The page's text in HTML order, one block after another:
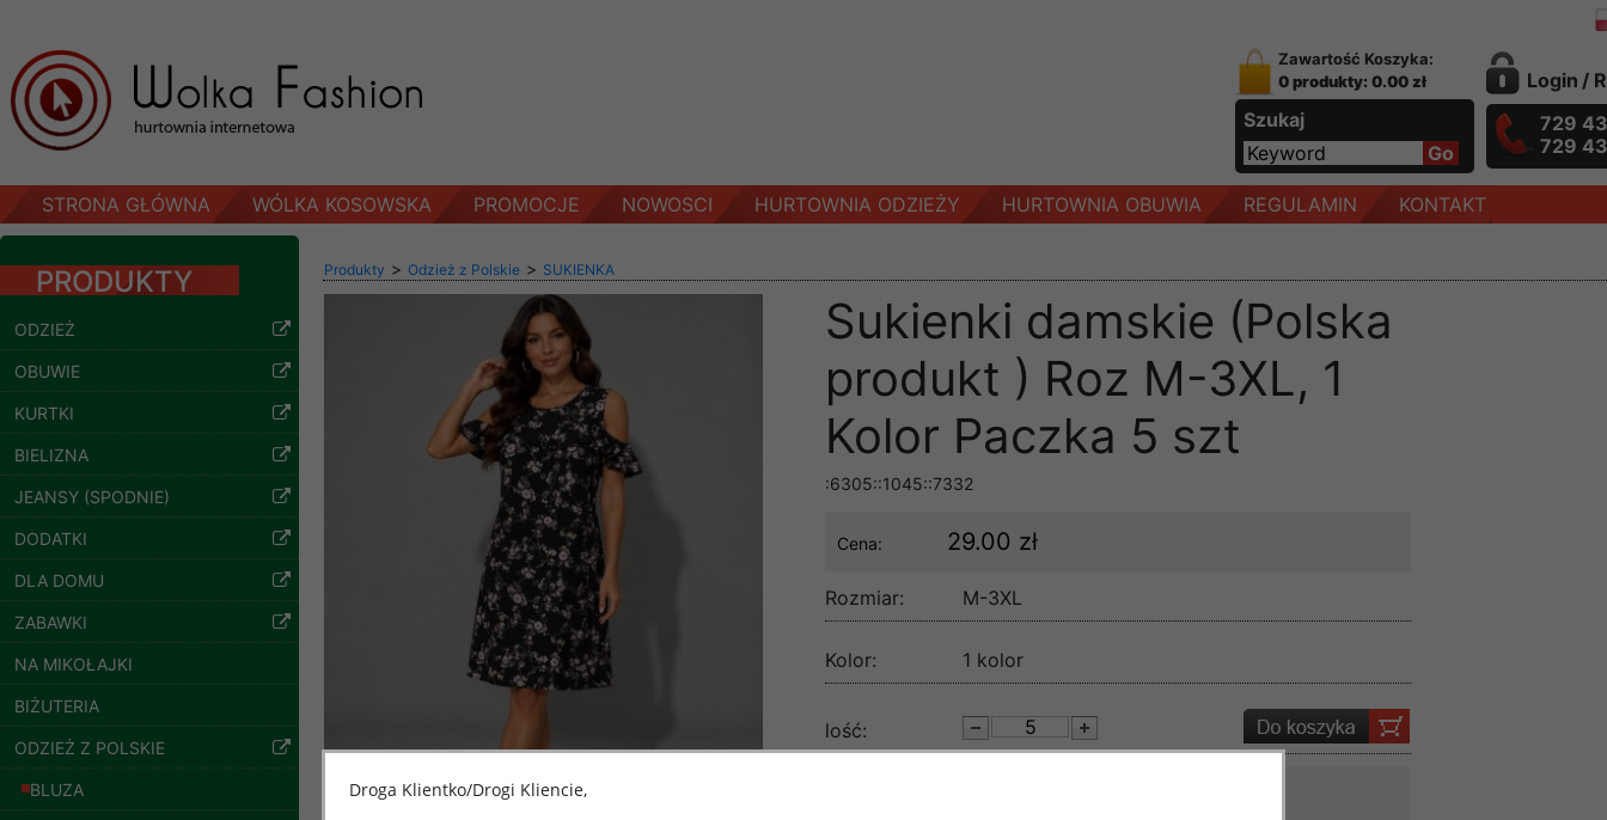
Zawartość Koszyka:
0 produkty: 0.00 zł
Szukaj
Login /
729
729
STRONA GŁÓWNA WÓLKA KOSOWSKA PROMOCJE NOWOSCI HURTOWNIA ODZIEŻY HURTOWNIA OBUWIA REGULAMIN KONTAKT
PRODUKTY
ODZIEŻ
OBUWIE
KURTKI
BIELIZNA
JEANSY (SPODNIE)
DODATKI
DLA DOMU
ZABAWKI
NA MIKOŁAJKI
BIŻUTERIA
ODZIEŻ Z POLSKIE
BLUZA
Bluzy damskie Roz
L-3XL. 1 kolor.
Paczka 10 szt
Produkty > Odzież z Polskie > SUKIENKA
Sukienki damskie (Polska
produkt ) Roz M-3XL, 1
Kolor Paczka 5 szt
:6305::1045::7332
Cena: 29.00 zł
Rozmiar: M-3XL
Kolor: 1 kolor
lość:
Droga Klientko/Drogi Kliencie,